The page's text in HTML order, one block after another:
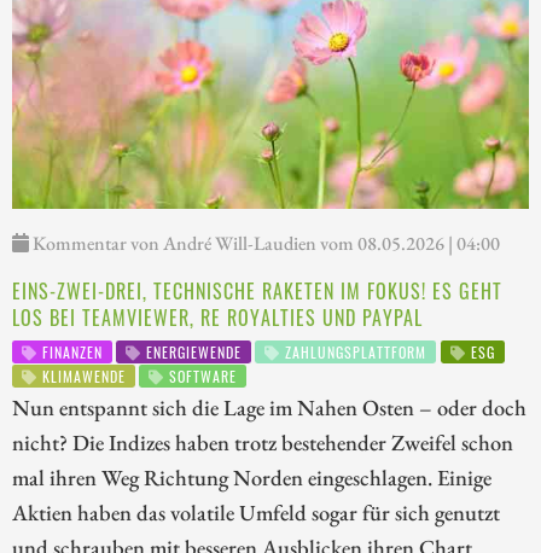
Kommentar von André Will-Laudien vom 08.05.2026 | 04:00
EINS-ZWEI-DREI, TECHNISCHE RAKETEN IM FOKUS! ES GEHT
LOS BEI TEAMVIEWER, RE ROYALTIES UND PAYPAL
FINANZEN ENERGIEWENDE ZAHLUNGSPLATTFORM
ESG
KLIMAWENDE
SOFTWARE
Nun entspannt sich die Lage im Nahen Osten – oder doch
nicht? Die Indizes haben trotz bestehender Zweifel schon
mal ihren Weg Richtung Norden eingeschlagen. Einige
Aktien haben das volatile Umfeld sogar für sich genutzt
und schrauben mit besseren Ausblicken ihren Chart